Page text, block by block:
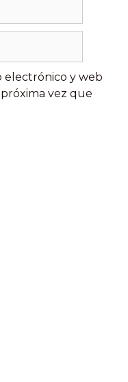
electrónico y web
vez que